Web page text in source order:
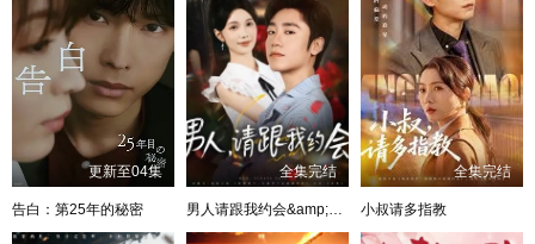
更新至04集
告白：第25年的秘密
全集完结
男人请跟我约会&amp;当我决定凭实力单身
全集完结
小叔请多指教